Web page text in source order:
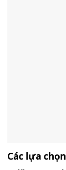
Các lựa